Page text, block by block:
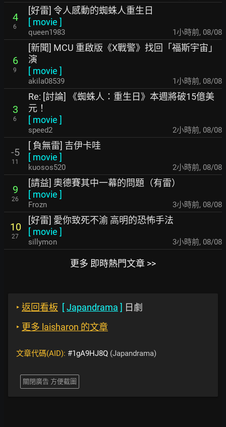
4
6
[好雷] 令人感動的蜘蛛人重生日
[ movie ]
queen1983 1小時前, 08/08
6
9
[新聞] MCU 重啟版《X戰警》找回「福斯宇宙」
演
[ movie ]
akila08539 1小時前, 08/08
3
6
Re: [討論] 《蜘蛛人：重生日》本週將破15億美
元！
[ movie ]
speed2 2小時前, 08/08
-5
11
[ 負無雷] 吉伊卡哇
[ movie ]
kuosos520 2小時前, 08/08
9
26
[請益] 奧德賽其中一幕的問題（有雷）
[ movie ]
Frozn 3小時前, 08/08
10
27
[好雷] 愛你致死不渝 高明的恐怖手法
[ movie ]
sillymon 3小時前, 08/08
更多 即時熱門文章 >>
‣ 返回看板 [Japandrama ] 日劇
‣ 更多 laisharon 的文章
文章代碼(AID): #1gA9HJ8Q (Japandrama)
關閉廣告 方便截圖